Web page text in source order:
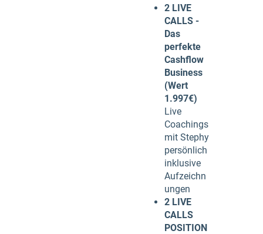
2 LIVE
CALLS -
Das
perfekte
Cashflow
Business
(Wert
1.997€)
Live
Coachings
mit Stephy
persönlich
inklusive
Aufzeichn
ungen
2 LIVE
CALLS
POSITION